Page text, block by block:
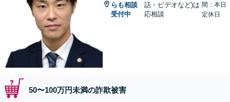
らも相談
受付中
話・ビデオなど)は
応相談
間：本日
定休日
50〜100万円未満の詐欺被害